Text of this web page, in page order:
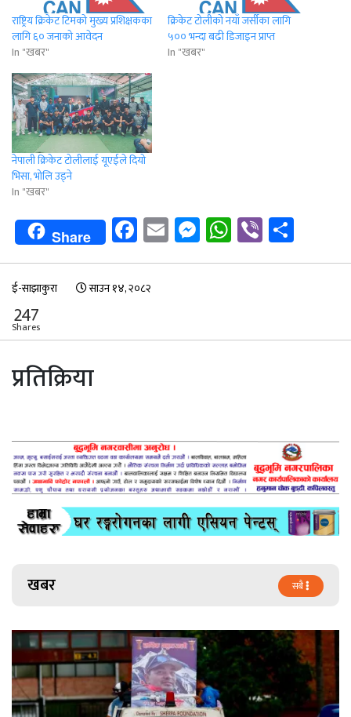
राष्ट्रिय क्रिकेट टिमको मुख्य प्रशिक्षकका
लागि ६० जनाको आवेदन
In "खबर"
क्रिकेट टोलीको नयाँ जर्सीका लागि
५०० भन्दा बढी डिजाइन प्राप्त
In "खबर"
नेपाली क्रिकेट टोलीलाई यूएईले दियो
भिसा, भोलि उड्‌ने
In "खबर"
Share Facebook
EmailMessenger
WhatsApp
Viber
ई-साझाकुरा साउन १४, २०८२
247
Shares
प्रतिक्रिया
खबर सबै